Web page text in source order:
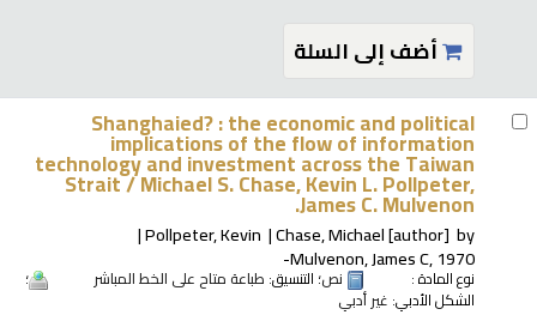
أضف إلى السلة
Shanghaied? : the economic and political
implications of the flow of information
technology and investment across the Taiwan
Strait /Michael S. Chase, Kevin L. Pollpeter,
James C. Mulvenon.
by
Chase, Michael[author]
Pollpeter, Kevin
Mulvenon, James C, 1970-
نوع المادة : نص؛ التنسيق: طباعة متاح على الخط المباشر ؛
الشكل الأدبي: غير أدبي